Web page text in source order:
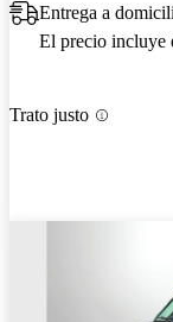
Entrega a
El precio incluye
Trato justo